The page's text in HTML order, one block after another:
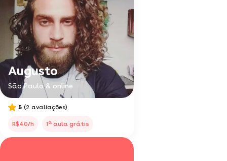
Augusto
São Paulo & online
5 (2 avaliações)
R$40/h 1a aula grátis